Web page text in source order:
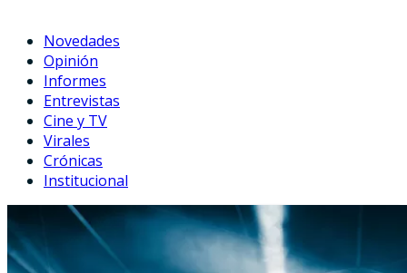
Novedades
Opinión
Informes
Entrevistas
Cine y TV
Virales
Crónicas
Institucional